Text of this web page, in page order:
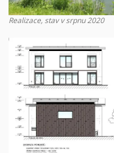
Realizace, stav v srpnu 2020